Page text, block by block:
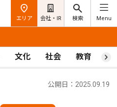
エリア 会社・IR 検索 Menu
文化 社会 教育 ス
公開日：2025.09.19